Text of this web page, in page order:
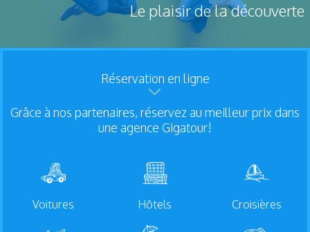
Le plaisir de la découverte
Réservation en ligne
Grâce à nos partenaires, réservez au meilleur prix dans
une agence Gigatour!
Voitures Hôtels Croisières